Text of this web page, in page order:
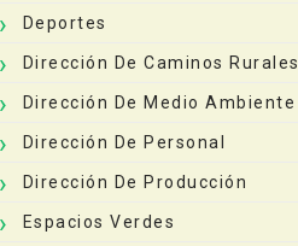
Deportes
Dirección De Caminos Rurales
Dirección De Medio Ambiente
Dirección De Personal
Dirección De Producción
Espacios Verdes